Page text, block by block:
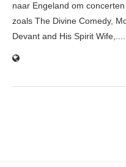
naar Engeland om
zoals The Divine Comedy,
Devant and His Spirit Wife,....